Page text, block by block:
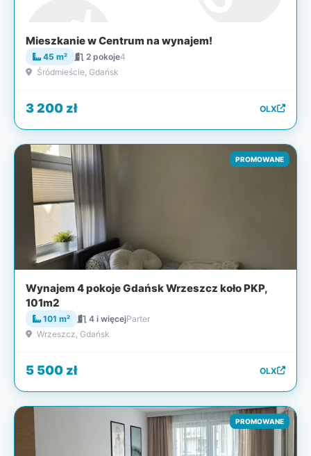
Mieszkanie w Centrum na wynajem!
45 m² 2 pokoje4
Śródmieście, Gdańsk
3 200 zł OLX
PROMOWANE
Wynajem 4 pokoje Gdańsk Wrzeszcz koło PKP,
101m2
101 m² 4 i więcejParter
Wrzeszcz, Gdańsk
5 500 zł OLX
PROMOWANE